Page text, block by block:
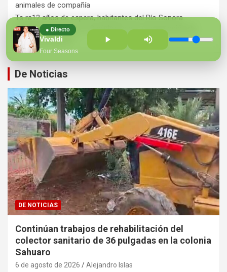
● Directo
Vivaldi
Four Seasons
animales de compañía
Ts ra12 años de espera, habitantes del Río Sonora
agradecen a Durazo y Sheinbaum por construcción de
Hospital Regional
De Noticias
DE NOTICIAS
Continúan trabajos de rehabilitación del
colector sanitario de 36 pulgadas en la colonia
Sahuaro
6 de agosto de 2026 Alejandro Islas